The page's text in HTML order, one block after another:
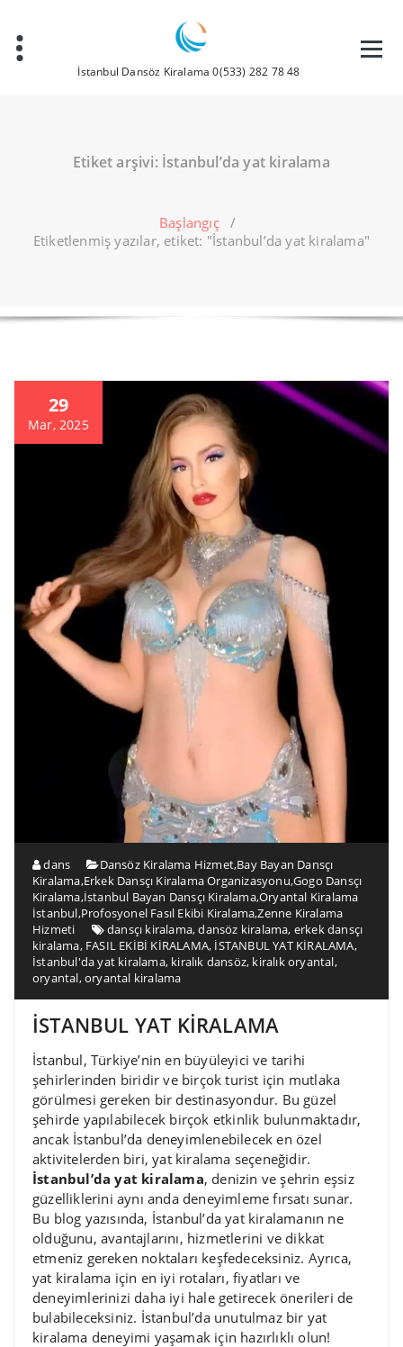
İstanbul Dansöz Kiralama 0(533) 282 78 48
Etiket arşivi: İstanbul’da yat kiralama
Başlangıç/
Etiketlenmiş yazılar, etiket: "İstanbul’da yat kiralama"
29
Mar, 2025
dans Dansöz Kiralama Hizmet,Bay Bayan Dansçı
Kiralama,Erkek Dansçı Kiralama Organizasyonu,Gogo Dansçı
Kiralama,İstanbul Bayan Dansçı Kiralama,Oryantal Kiralama
İstanbul,Profosyonel Fasıl Ekibi Kiralama,Zenne Kiralama
Hizmeti
dansçı kiralama,dansöz kiralama, erkek dansçı
kiralama, FASIL EKİBİ KİRALAMA, İSTANBUL YAT KİRALAMA,
İstanbul'da yat kiralama, kiralık dansöz, kiralık oryantal,
oryantal,oryantal kiralama
İSTANBUL YAT KİRALAMA
İstanbul, Türkiye’nin en büyüleyici ve tarihi
şehirlerinden biridir ve birçok turist için mutlaka
görülmesi gereken bir destinasyondur. Bu güzel
şehirde yapılabilecek birçok etkinlik bulunmaktadır,
ancak İstanbul’da deneyimlenebilecek en özel
aktivitelerden biri, yat kiralama seçeneğidir.
İstanbul’da yat kiralama, denizin ve şehrin eşsiz
güzelliklerini aynı anda deneyimleme fırsatı sunar.
Bu blog yazısında, İstanbul’da yat kiralamanın ne
olduğunu, avantajlarını, hizmetlerini ve dikkat
etmeniz gereken noktaları keşfedeceksiniz. Ayrıca,
yat kiralama için en iyi rotaları, fiyatları ve
deneyimlerinizi daha iyi hale getirecek önerileri de
bulabileceksiniz. İstanbul’da unutulmaz bir yat
kiralama deneyimi yaşamak için hazırlıklı olun!